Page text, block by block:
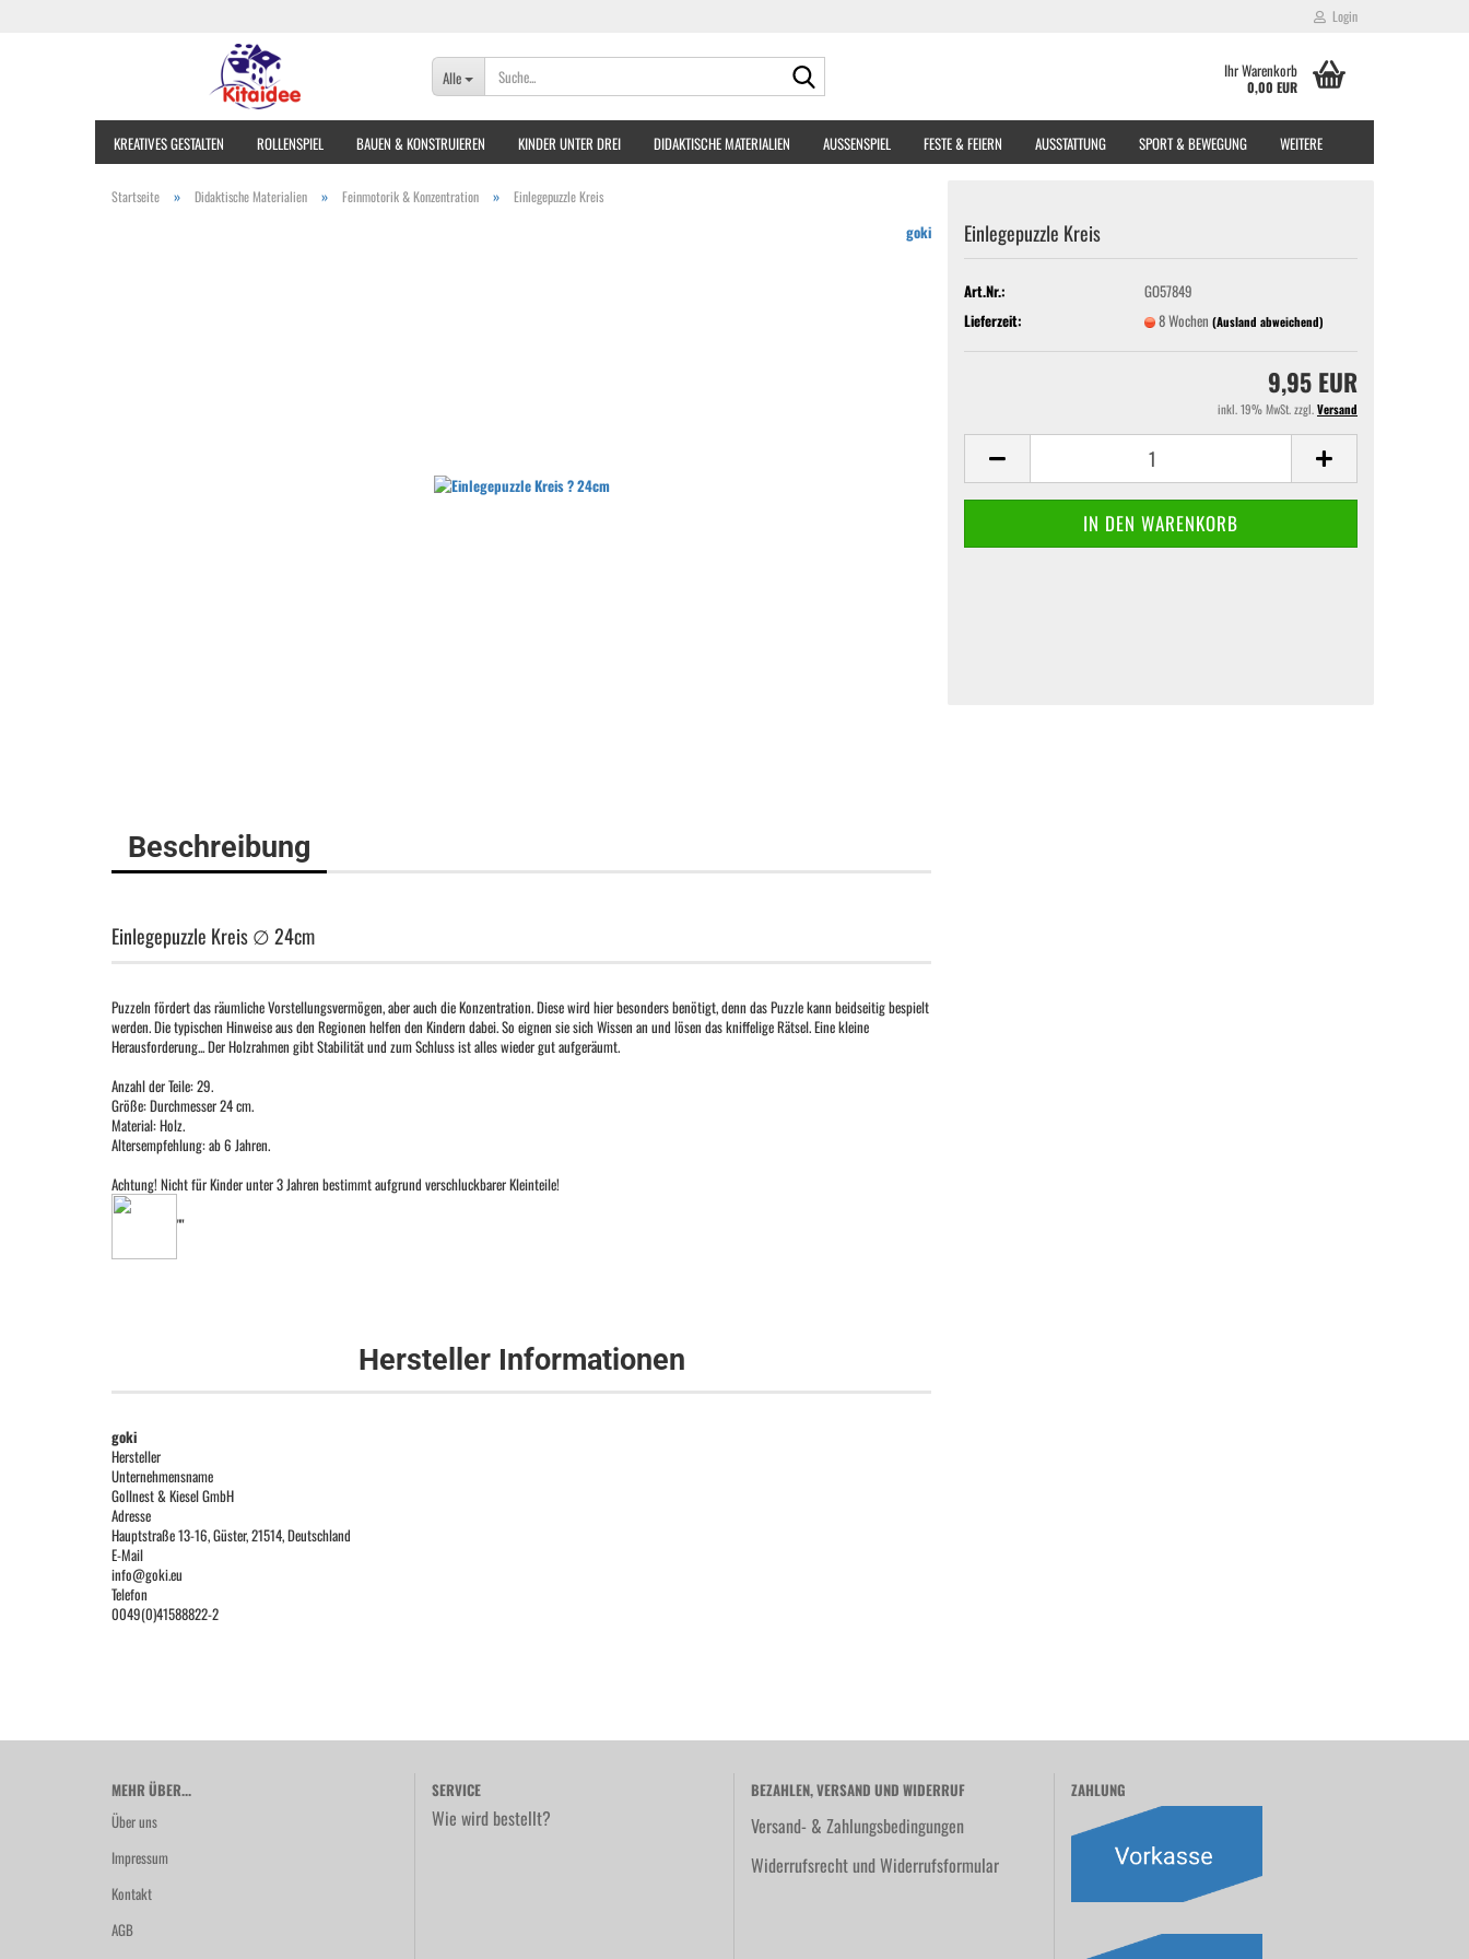
Login
Alle Ihr Warenkorb
0,00 EUR
KREATIVES GESTALTEN ROLLENSPIEL BAUEN & KONSTRUIEREN KINDER UNTER DREI DIDAKTISCHE MATERIALIEN AUSSENSPIEL FESTE & FEIERN AUSSTATTUNG SPORT & BEWEGUNG WEITERE
Startseite » Didaktische Materialien » Feinmotorik & Konzentration » Einlegepuzzle Kreis
goki Einlegepuzzle Kreis
Art.Nr.:
GO57849
Lieferzeit:
8 Wochen (Ausland abweichend)
9,95 EUR
inkl. 19% MwSt. zzgl.Versand
Beschreibung
Einlegepuzzle Kreis ∅ 24cm
Puzzeln fördert das räumliche Vorstellungsvermögen, aber auch die Konzentration. Diese wird hier besonders benötigt, denn das Puzzle kann beidseitig bespielt
werden. Die typischen Hinweise aus den Regionen helfen den Kindern dabei. So eignen sie sich Wissen an und lösen das kniffelige Rätsel. Eine kleine
Herausforderung... Der Holzrahmen gibt Stabilität und zum Schluss ist alles wieder gut aufgeräumt.
Anzahl der Teile: 29.
Größe: Durchmesser 24 cm.
Material: Holz.
Altersempfehlung: ab 6 Jahren.
Achtung! Nicht für Kinder unter 3 Jahren bestimmt aufgrund verschluckbarer Kleinteile!
""
Hersteller Informationen
goki
Hersteller
Unternehmensname
Gollnest & Kiesel GmbH
Adresse
Hauptstraße 13-16, Güster, 21514, Deutschland
E-Mail
info@goki.eu
Telefon
0049(0)41588822-2
MEHR ÜBER...
Über uns
Impressum
Kontakt
AGB
SERVICE
Wie wird bestellt?
BEZAHLEN, VERSAND UND WIDERRUF
Versand- & Zahlungsbedingungen
Widerrufsrecht und Widerrufsformular
ZAHLUNG